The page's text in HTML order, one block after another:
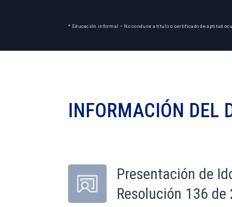
* Educación informal – No conduce a título o certificado de aptitud
INFORMACIÓN DEL
Presentación de
Resolución 136 de